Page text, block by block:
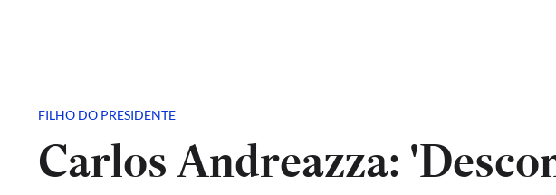
FILHO DO PRESIDENTE
Carlos Andreazza: